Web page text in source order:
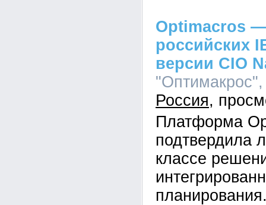
Optimacros —
российских
версии CIO
Россия
Платформа
подтвердила
классе